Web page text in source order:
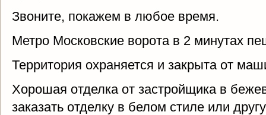
Звоните, покажем в любое время.
Метро Московские ворота в 2 минутах
Территория охраняется и закрыта от
Хорошая отделка от застройщика в
заказать отделку в белом стиле или